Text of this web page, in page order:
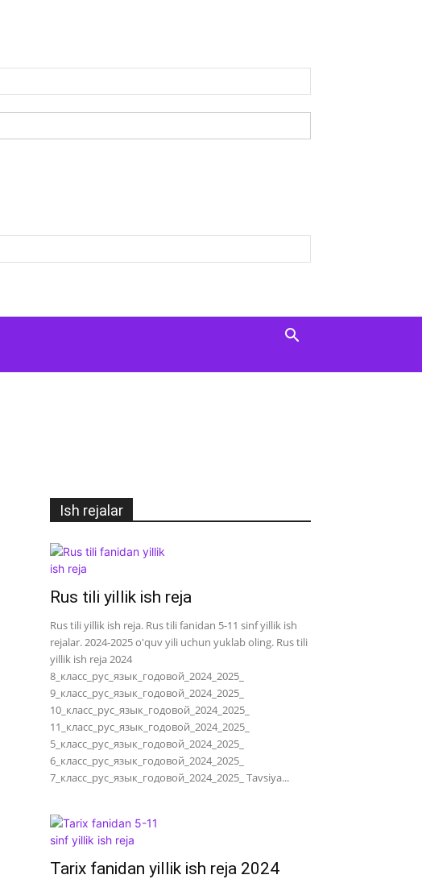
Ish rejalar
Rus tili yillik ish reja
Rus tili yillik ish reja. Rus tili fanidan 5-11 sinf yillik ish
rejalar. 2024-2025 o'quv yili uchun yuklab oling. Rus tili
yillik ish reja 2024
8_класс_рус_язык_годовой_2024_2025_
9_класс_рус_язык_годовой_2024_2025_
10_класс_рус_язык_годовой_2024_2025_
11_класс_рус_язык_годовой_2024_2025_
5_класс_рус_язык_годовой_2024_2025_
6_класс_рус_язык_годовой_2024_2025_
7_класс_рус_язык_годовой_2024_2025_ Tavsiya...
Tarix fanidan yillik ish reja 2024